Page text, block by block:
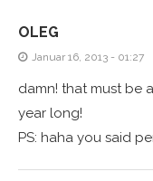
OLEG
Januar 16, 2013 - 01:27
damn! that must be
year long!
PS: haha you said